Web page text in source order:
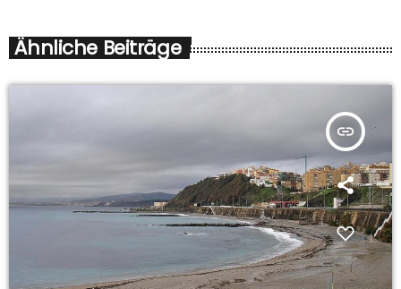
Ähnliche Beiträge
insert_link